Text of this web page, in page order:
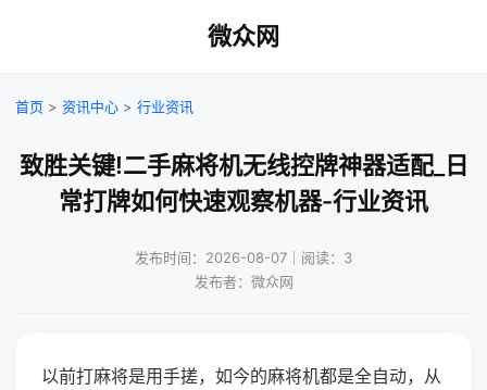
微众网
首页 > 资讯中心 > 行业资讯
致胜关键!二手麻将机无线控牌神器适配_日
常打牌如何快速观察机器-行业资讯
发布时间：2026-08-07｜阅读：3
发布者：微众网
以前打麻将是用手搓，如今的麻将机都是全自动，从